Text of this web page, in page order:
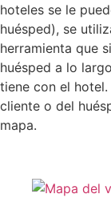
hoteles se le
huésped), se
herramienta que
huésped a lo
tiene con el
cliente o del
mapa.